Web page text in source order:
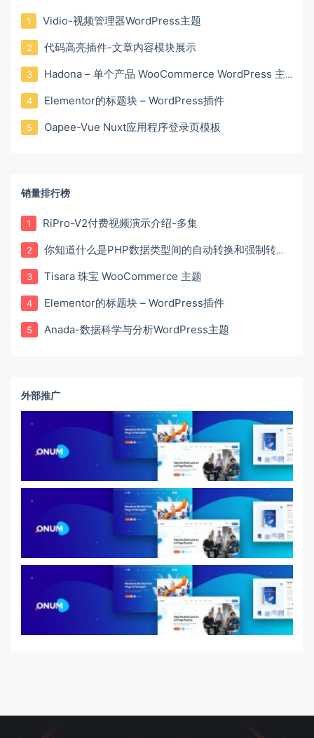
1 Vidio-视频管理器WordPress主题
2 代码高亮插件-文章内容模块展示
3 Hadona – 单个产品 WooCommerce WordPress 主题主题主题主题主题主题主题主题
4 Elementor的标题块 – WordPress插件
5 Oapee-Vue Nuxt应用程序登录页模板
销量排行榜
1 RiPro-V2付费视频演示介绍-多集
2 你知道什么是PHP数据类型间的自动转换和强制转换吗？
3 Tisara 珠宝 WooCommerce 主题
4 Elementor的标题块 – WordPress插件
5 Anada-数据科学与分析WordPress主题
外部推广